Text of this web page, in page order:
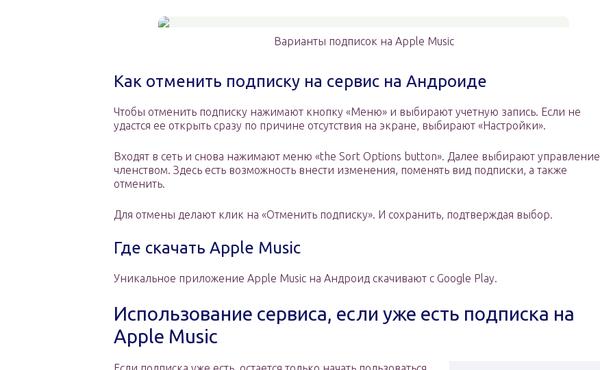
Варианты подписок на Apple Music
Как отменить подписку на сервис на Андроиде
Чтобы отменить подписку нажимают кнопку «Меню» и выбирают учетную запись. Если не
удастся ее открыть сразу по причине отсутствия на экране, выбирают «Настройки».
Входят в сеть и снова нажимают меню «the Sort Options button». Далее выбирают управление
членством. Здесь есть возможность внести изменения, поменять вид подписки, а также
отменить.
Для отмены делают клик на «Отменить подписку». И сохранить, подтверждая выбор.
Где скачать Apple Music
Уникальное приложение Apple Music на Андроид скачивают с Google Play.
Использование сервиса, если уже есть подписка на
Apple Music